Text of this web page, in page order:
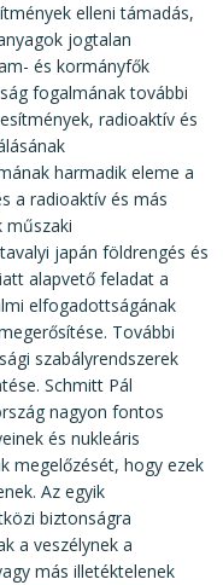
elleni támadás,
jogtalan
és kormányfők
fogalmának további
radioaktív és
harmadik eleme a
a radioaktív és más
műszaki
japán földrengés és
alapvető feladat a
elfogadottságának
További
szabályrendszerek
Schmitt Pál
nagyon fontos
és nukleáris
megelőzését, hogy ezek
Az egyik
biztonságra
a veszélynek a
más illetéktelenek